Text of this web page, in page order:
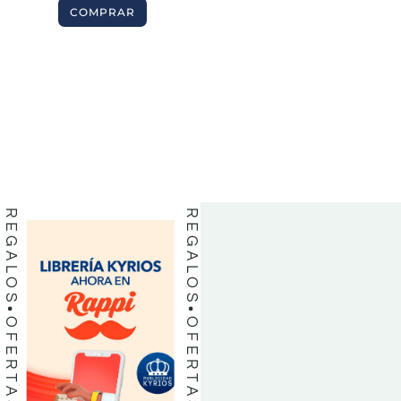
COMPRAR
REGALOS
OFERTAS
REGALOS
OFERTAS